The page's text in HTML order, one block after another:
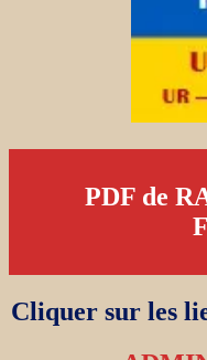
PDF de
Cliquer sur les